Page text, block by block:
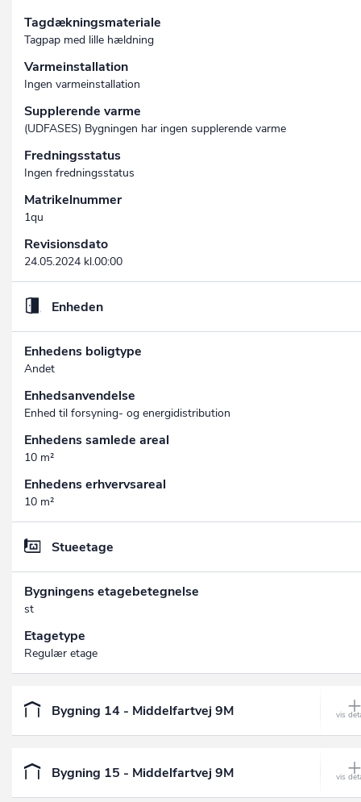
Tagdækningsmateriale
Tagpap med lille hældning
Varmeinstallation
Ingen varmeinstallation
Supplerende varme
(UDFASES) Bygningen har ingen supplerende varme
Fredningsstatus
Ingen fredningsstatus
Matrikelnummer
1qu
Revisionsdato
24.05.2024 kl.00:00
Enheden
Enhedens boligtype
Andet
Enhedsanvendelse
Enhed til forsyning- og energidistribution
Enhedens samlede areal
10 m²
Enhedens erhvervsareal
10 m²
Stueetage
Bygningens etagebetegnelse
st
Etagetype
Regulær etage
Bygning 14 - Middelfartvej 9M
Bygning 15 - Middelfartvej 9M